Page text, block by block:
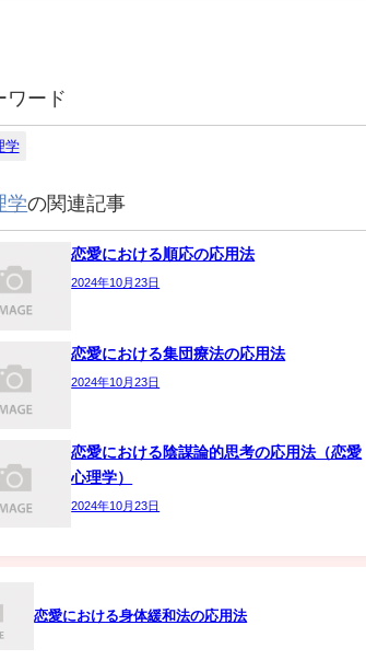
ワード
学
学の関連記事
恋愛における順応の応用法
2024年10月23日
恋愛における集団療法の応用法
2024年10月23日
恋愛における陰謀論的思考の応用法（恋愛
心理学）
2024年10月23日
恋愛における身体緩和法の応用法